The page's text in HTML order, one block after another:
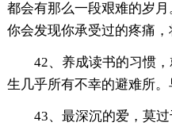
都会有那么一段艰难的岁
你会发现你承受过的疼痛
42、养成读书的习惯
生几乎所有不幸的避难所。
43、最深沉的爱，莫